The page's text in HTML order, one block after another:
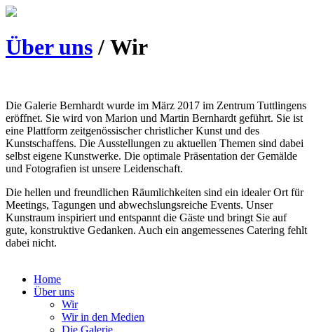
Über uns / Wir
Die Galerie Bernhardt wurde im März 2017 im Zentrum Tuttlingens
eröffnet. Sie wird von Marion und Martin Bernhardt geführt. Sie ist
eine Plattform zeitgenössischer christlicher Kunst und des
Kunstschaffens. Die Ausstellungen zu aktuellen Themen sind dabei
selbst eigene Kunstwerke. Die optimale Präsentation der Gemälde
und Fotografien ist unsere Leidenschaft.
Die hellen und freundlichen Räumlichkeiten sind ein idealer Ort für
Meetings, Tagungen und abwechslungsreiche Events. Unser
Kunstraum inspiriert und entspannt die Gäste und bringt Sie auf
gute, konstruktive Gedanken. Auch ein angemessenes Catering fehlt
dabei nicht.
Home
Über uns
Wir
Wir in den Medien
Die Galerie